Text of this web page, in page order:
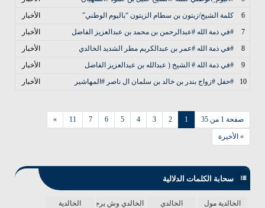
6
كلمة الشيخ/زيتون بن سطام الزيتون “باليوم الوطني”
الأخبار
7
#في ذمة الله #عبدالرحمن بن محمد بن عبدالعزيز الفاضل
الأخبار
8
#في ذمة الله #عمر بن عبدالكريم مطر الشديد الخالدي
الأخبار
9
#في ذمة الله # الشيخ ( عبدالله بن عبدالعزيز الفاضل
الأخبار
10
#حفل #زواج بندر بن خالد بن سلمان ال ناصر #المهاشير الأخبار
صفحة 1 من 35 1
2
3
4
5
6
7
11
»
» الأخيرة
سحابة الكلمات الدلالية
الخالدية مول الخالدي الخالدي وش يرجع
الخالدية